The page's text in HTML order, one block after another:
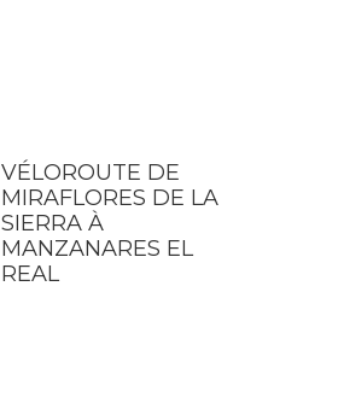
VÉLOROUTE DE
MIRAFLORES DE LA
SIERRA À
MANZANARES EL
REAL